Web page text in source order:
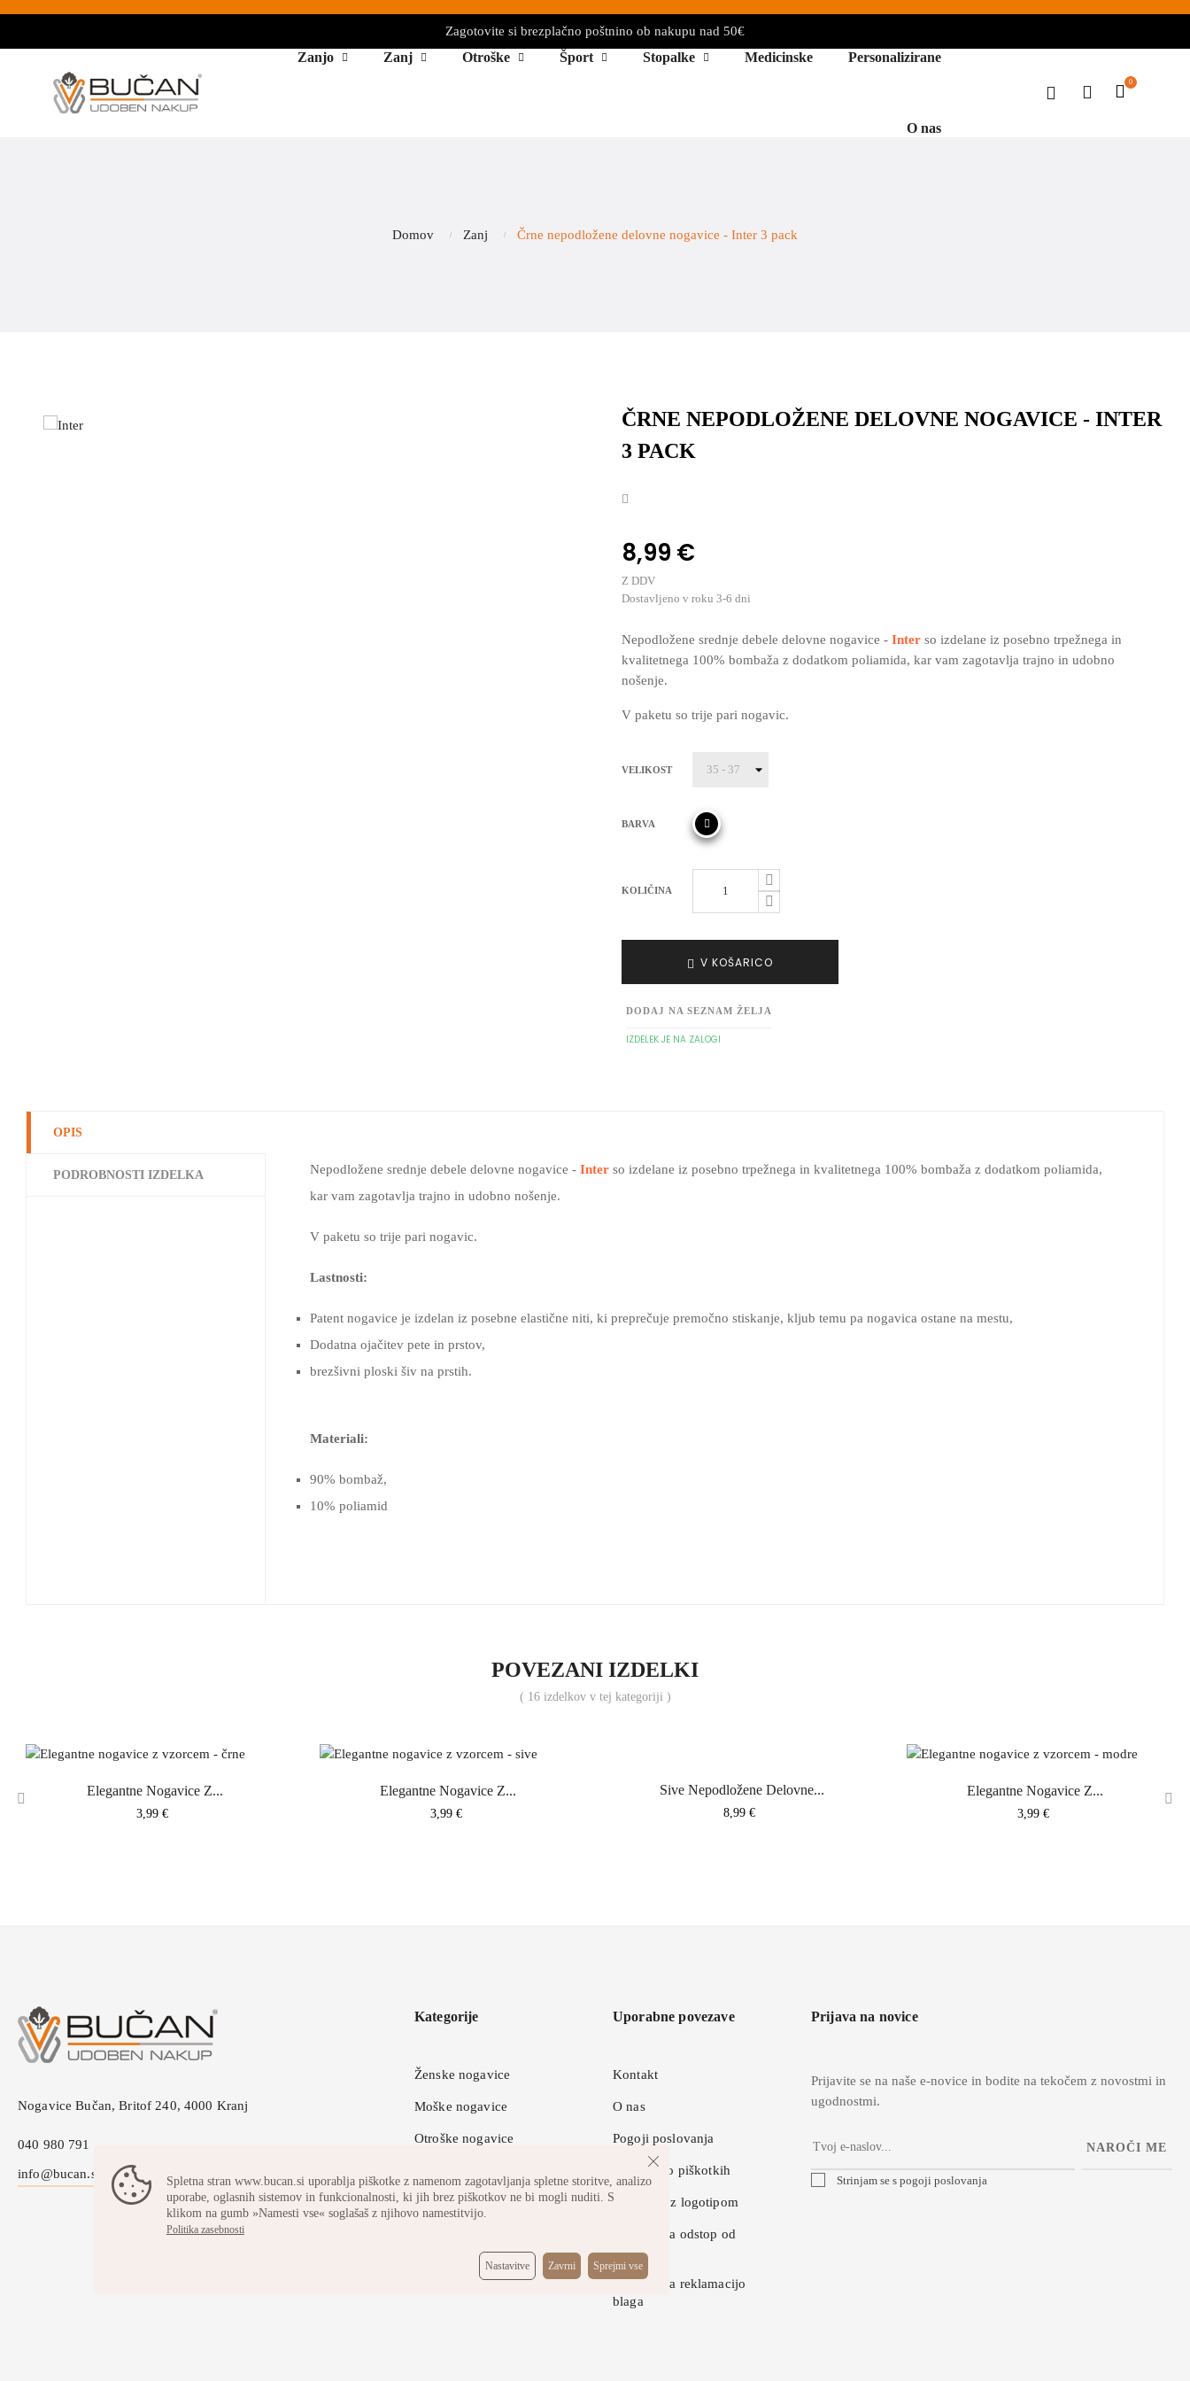
Spletna stran www.bucan.si uporablja piškotke z namenom zagotavljanja spletne storitve, analizo
uporabe, oglasnih sistemov in funkcionalnosti, ki jih brez piškotkov ne bi mogli nuditi. S
klikom na gumb »Namesti vse« soglašaš z njihovo namestitvijo.
Politika zasebnosti
Nastavitve Zavrni Sprejmi vse
Zagotovite si brezplačno poštnino ob nakupu nad 50€
Zanjo Zanj Otroške Šport Stopalke Medicinske Personalizirane
O nas
0
Domov Zanj Črne nepodložene delovne nogavice - Inter 3 pack
ČRNE NEPODLOŽENE DELOVNE NOGAVICE - INTER
3 PACK
8,99 €
Z DDV
Dostavljeno v roku 3-6 dni
Nepodložene srednje debele delovne nogavice - Inter so izdelane iz posebno trpežnega in
kvalitetnega 100% bombaža z dodatkom poliamida, kar vam zagotavlja trajno in udobno
nošenje.
V paketu so trije pari nogavic.
VELIKOST
BARVA
KOLIČINA
V KOŠARICO
DODAJ NA SEZNAM ŽELJA
IZDELEK JE NA ZALOGI
OPIS
PODROBNOSTI IZDELKA Nepodložene srednje debele delovne nogavice - Inter so izdelane iz posebno trpežnega in kvalitetnega 100% bombaža z dodatkom poliamida,
kar vam zagotavlja trajno in udobno nošenje.
V paketu so trije pari nogavic.
Lastnosti:
Patent nogavice je izdelan iz posebne elastične niti, ki preprečuje premočno stiskanje, kljub temu pa nogavica ostane na mestu,
Dodatna ojačitev pete in prstov,
brezšivni ploski šiv na prstih.
Materiali:
90% bombaž,
10% poliamid
POVEZANI IZDELKI
( 16 izdelkov v tej kategoriji )
Elegantne Nogavice Z...
Cena
3,99 €
Elegantne Nogavice Z...
Cena
3,99 €
Sive Nepodložene Delovne...
Cena
8,99 €
Elegantne Nogavice Z...
Cena
3,99 €
Nogavice Bučan, Britof 240, 4000 Kranj
040 980 791
info@bucan.si
Kategorije
Ženske nogavice
Moške nogavice
Otroške nogavice
Uporabne povezave
Kontakt
O nas
Pogoji poslovanja
Pravilnik o piškotkih
Nogavice z logotipom
Obrazec za odstop od
pogodbe
Obrazec za reklamacijo
blaga
Prijava na novice
Prijavite se na naše e-novice in bodite na tekočem z novostmi in
ugodnostmi.
NAROČI ME
Strinjam se s pogoji poslovanja